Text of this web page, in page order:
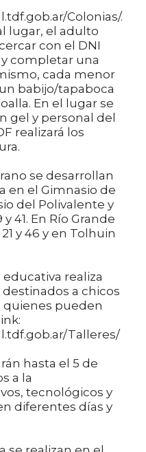
Colonias/.
lugar, el adulto
con el DNI
completar una
cada menor
babijo/tapaboca
En el lugar se
gel y personal del
realizará los
se desarrollan
en el Gimnasio de
del Polivalente y
41. En Río Grande
y 46 y en Tolhuin
realiza
a chicos
quienes pueden
Talleres/
hasta el 5 de
a la
tecnológicos y
diferentes días y